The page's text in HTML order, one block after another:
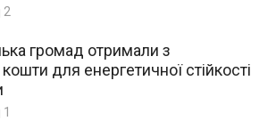
2
громад отримали з
для енергетичної стійкості
1